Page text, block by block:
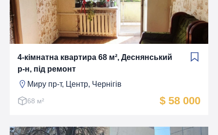
4-кімнатна квартира 68 м², Деснянський
р-н, під ремонт
Миру пр-т, Центр, Чернігів
68 м² $ 58 000